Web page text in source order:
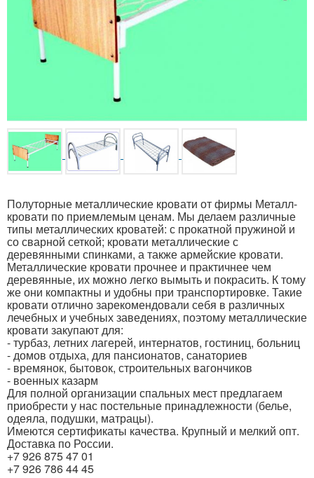
Полуторные металлические кровати от фирмы Металл-
кровати по приемлемым ценам. Мы делаем различные
типы металлических кроватей: с прокатной пружиной и
со сварной сеткой; кровати металлические с
деревянными спинками, а также армейские кровати.
Металлические кровати прочнее и практичнее чем
деревянные, их можно легко вымыть и покрасить. К тому
же они компактны и удобны при транспортировке. Такие
кровати отлично зарекомендовали себя в различных
лечебных и учебных заведениях, поэтому металлические
кровати закупают для:
- турбаз, летних лагерей, интернатов, гостиниц, больниц
- домов отдыха, для пансионатов, санаториев
- времянок, бытовок, строительных вагончиков
- военных казарм
Для полной организации спальных мест предлагаем
приобрести у нас постельные принадлежности (белье,
одеяла, подушки, матрацы).
Имеются сертификаты качества. Крупный и мелкий опт.
Доставка по России.
+7 926 875 47 01
+7 926 786 44 45